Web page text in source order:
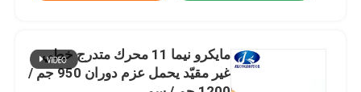
مايكرو نيما 11 محرك متدرج خطي
غير مقيّد يحمل عزم دوران 950 جم /